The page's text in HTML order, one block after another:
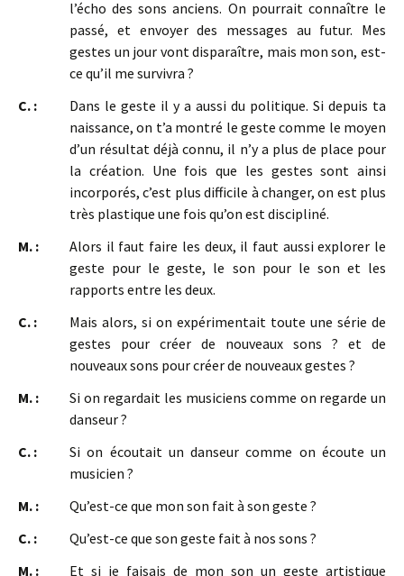
l’écho des sons anciens. On pourrait connaître le
passé, et envoyer des messages au futur. Mes
gestes un jour vont disparaître, mais mon son, est-
ce qu’il me survivra ?
C. :
Dans le geste il y a aussi du politique. Si depuis ta
naissance, on t’a montré le geste comme le moyen
d’un résultat déjà connu, il n’y a plus de place pour
la création. Une fois que les gestes sont ainsi
incorporés, c’est plus difficile à changer, on est plus
très plastique une fois qu’on est discipliné.
M. :
Alors il faut faire les deux, il faut aussi explorer le
geste pour le geste, le son pour le son et les
rapports entre les deux.
C. :
Mais alors, si on expérimentait toute une série de
gestes pour créer de nouveaux sons ? et de
nouveaux sons pour créer de nouveaux gestes ?
M. :
Si on regardait les musiciens comme on regarde un
danseur ?
C. :
Si on écoutait un danseur comme on écoute un
musicien ?
M. :
Qu’est-ce que mon son fait à son geste ?
C. :
Qu’est-ce que son geste fait à nos sons ?
M. :
Et si je faisais de mon son un geste artistique